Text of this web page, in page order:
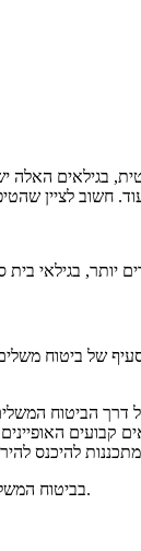
בגילאים האלה
של ביטוח
דרך הביטוח
בביטוח המשלים תמצאו גם מגוון של טיפולים מפנקים, החל מעיסויים ועד חדרי מלח, להקלה על הנשימה.